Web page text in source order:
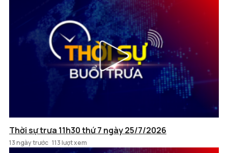
Thời sự trưa 11h30 thứ 7 ngày 25/7/2026
13 ngày trước 113 lượt xem